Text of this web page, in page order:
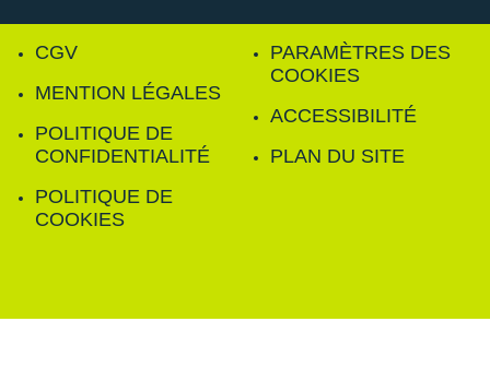
CGV
MENTION LÉGALES
POLITIQUE DE
CONFIDENTIALITÉ
POLITIQUE DE
COOKIES
PARAMÈTRES DES
COOKIES
ACCESSIBILITÉ
PLAN DU SITE